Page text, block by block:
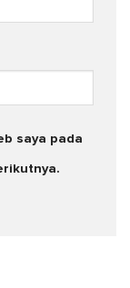
saya pada